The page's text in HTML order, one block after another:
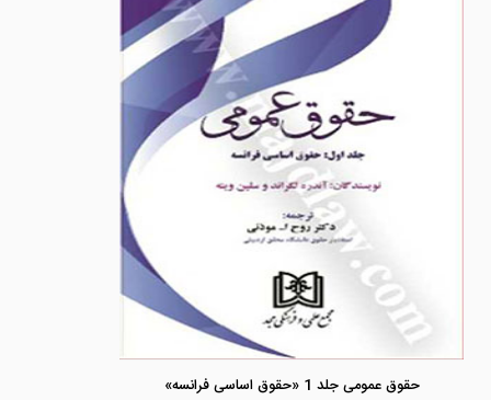
حقوق عمومی جلد 1 «حقوق اساسی فرانسه»